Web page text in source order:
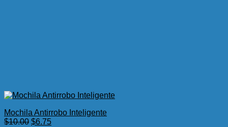
Mochila Antirrobo Inteligente
$10.00 El
$6.75El